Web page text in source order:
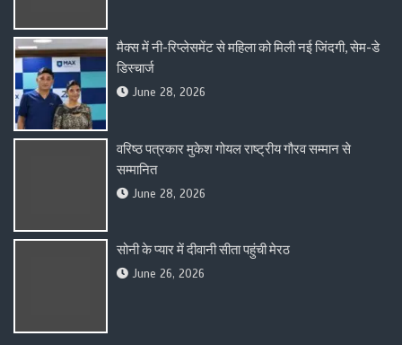
मैक्स में नी-रिप्लेसमेंट से महिला को मिली नई जिंदगी, सेम-डे
डिस्चार्ज
June 28, 2026
वरिष्ठ पत्रकार मुकेश गोयल राष्ट्रीय गौरव सम्मान से
सम्मानित
June 28, 2026
सोनी के प्यार में दीवानी सीता पहुंची मेरठ
June 26, 2026